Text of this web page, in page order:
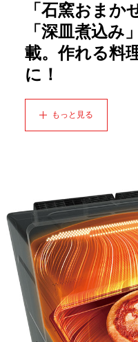
「石窯おまか
「深皿煮込み
載。作れる料
に！
もっと見る